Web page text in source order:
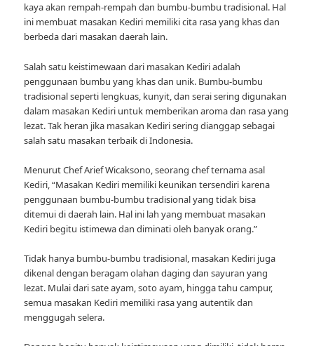
kaya akan rempah-rempah dan bumbu-bumbu tradisional. Hal
ini membuat masakan Kediri memiliki cita rasa yang khas dan
berbeda dari masakan daerah lain.
Salah satu keistimewaan dari masakan Kediri adalah
penggunaan bumbu yang khas dan unik. Bumbu-bumbu
tradisional seperti lengkuas, kunyit, dan serai sering digunakan
dalam masakan Kediri untuk memberikan aroma dan rasa yang
lezat. Tak heran jika masakan Kediri sering dianggap sebagai
salah satu masakan terbaik di Indonesia.
Menurut Chef Arief Wicaksono, seorang chef ternama asal
Kediri, “Masakan Kediri memiliki keunikan tersendiri karena
penggunaan bumbu-bumbu tradisional yang tidak bisa
ditemui di daerah lain. Hal ini lah yang membuat masakan
Kediri begitu istimewa dan diminati oleh banyak orang.”
Tidak hanya bumbu-bumbu tradisional, masakan Kediri juga
dikenal dengan beragam olahan daging dan sayuran yang
lezat. Mulai dari sate ayam, soto ayam, hingga tahu campur,
semua masakan Kediri memiliki rasa yang autentik dan
menggugah selera.